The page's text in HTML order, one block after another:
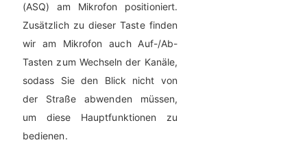
(ASQ) am Mikrofon positioniert.
Zusätzlich zu dieser Taste finden
wir am Mikrofon auch Auf-/Ab-
Tasten zum Wechseln der Kanäle,
sodass Sie den Blick nicht von
der Straße abwenden müssen,
um diese Hauptfunktionen zu
bedienen.